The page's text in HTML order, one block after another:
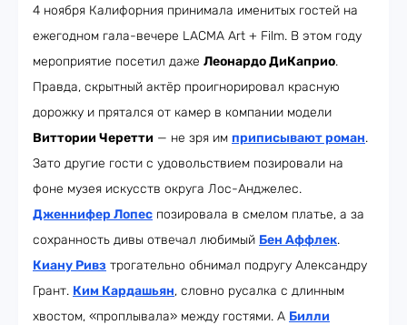
4 ноября Калифорния принимала именитых гостей на
ежегодном гала-вечере LACMA Art + Film. В этом году
мероприятие посетил даже Леонардо ДиКаприо.
Правда, скрытный актёр проигнорировал красную
дорожку и прятался от камер в компании модели
Виттории Черетти — не зря им приписывают роман.
Зато другие гости с удовольствием позировали на
фоне музея искусств округа Лос-Анджелес.
Дженнифер Лопес позировала в смелом платье, а за
сохранность дивы отвечал любимый Бен Аффлек.
Киану Ривз трогательно обнимал подругу Александру
Грант. Ким Кардашьян, словно русалка с длинным
хвостом, «проплывала» между гостями. А Билли